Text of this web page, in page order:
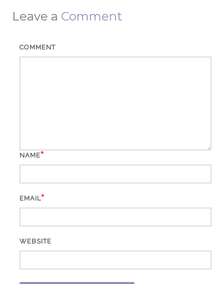
Leave a Comment
COMMENT
NAME*
EMAIL*
WEBSITE